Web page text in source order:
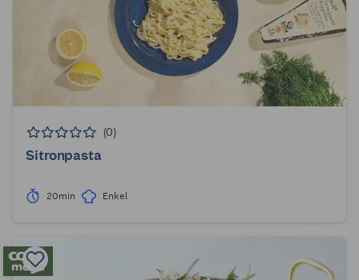
(0)
Sitronpasta
20min Enkel